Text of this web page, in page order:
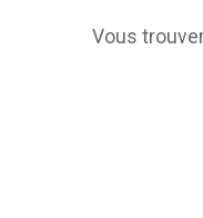
Vous